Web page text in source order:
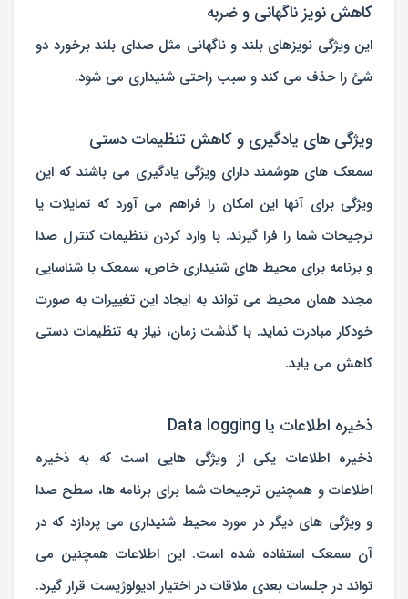
کاهش نویز ناگهانی و ضربه
این ویژگی نویزهای بلند و ناگهانی مثل صدای بلند برخورد دو
شئ را حذف می کند و سبب راحتی شنیداری می شود.
ویژگی های یادگیری و کاهش تنظیمات دستی
سمعک های هوشمند دارای ویژگی یادگیری می باشند که این
ویژگی برای آنها این امکان را فراهم می آورد که تمایلات یا
ترجیحات شما را فرا گیرند. با وارد کردن تنظیمات کنترل صدا
و برنامه برای محیط های شنیداری خاص، سمعک با شناسایی
مجدد همان محیط می تواند به ایجاد این تغییرات به صورت
خودکار مبادرت نماید. با گذشت زمان، نیاز به تنظیمات دستی
کاهش می یابد.
ذخیره اطلاعات یا Data logging
ذخیره اطلاعات یکی از ویژگی هایی است که به ذخیره
اطلاعات و همچنین ترجیحات شما برای برنامه ها، سطح صدا
و ویژگی های دیگر در مورد محیط شنیداری می پردازد که در
آن سمعک استفاده شده است. این اطلاعات همچنین می
تواند در جلسات بعدی ملاقات در اختیار ادیولوژیست قرار گیرد.